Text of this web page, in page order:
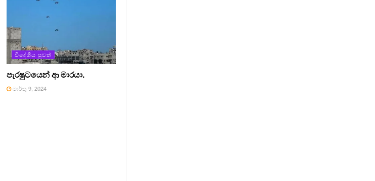
විදේශීය පුවත්
පැරෂුටයෙන් ආ මාරයා.
මාර්තු 9, 2024